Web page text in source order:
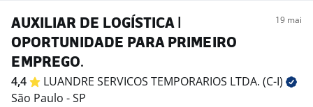
AUXILIAR DE LOGÍSTICA |
OPORTUNIDADE PARA PRIMEIRO
EMPREGO.
19 mai
4,4 LUANDRE SERVICOS TEMPORARIOS LTDA. (C-I)
São Paulo - SP